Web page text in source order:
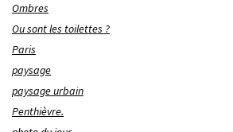
Ombres
Ou sont les toilettes ?
Paris
paysage
paysage urbain
Penthièvre.